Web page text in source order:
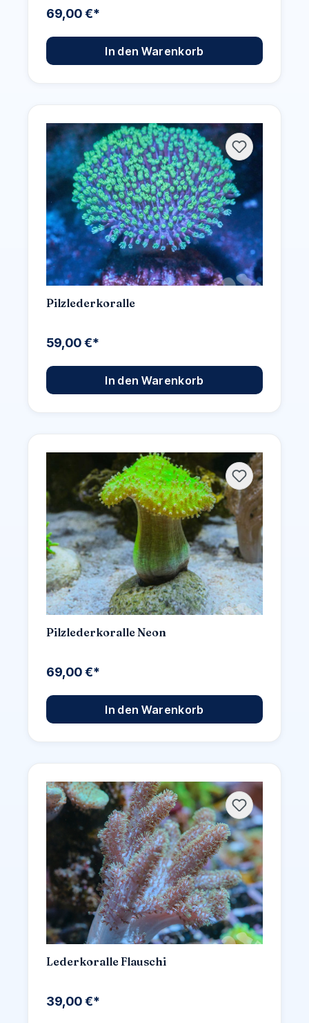
69,00 €*
In den Warenkorb
Pilzlederkoralle
59,00 €*
In den Warenkorb
Pilzlederkoralle Neon
69,00 €*
In den Warenkorb
Lederkoralle Flauschi
39,00 €*